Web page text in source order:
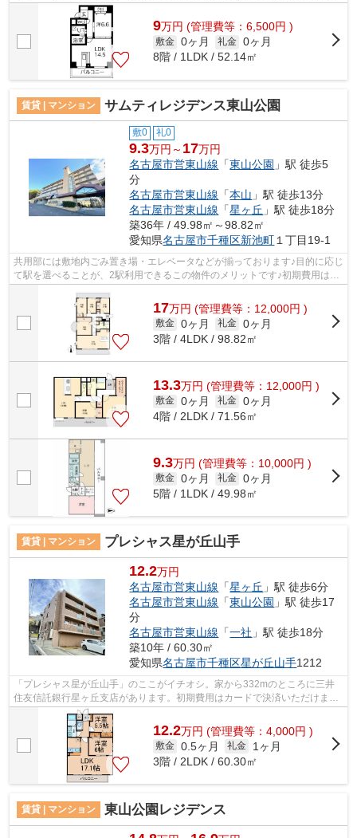
ションです。こちらのマンションは自...
9万円 (管理費等：6,500円 )
敷金 0ヶ月 礼金 0ヶ月
8階 / 1LDK / 52.14㎡
賃貸 | マンション サムティレジデンス東山公園
敷0 礼0
9.3万円～ 17万円
名古屋市営東山線 「東山公園 」駅 徒歩5
分
名古屋市営東山線 「本山 」駅 徒歩13分
名古屋市営東山線 「星ヶ丘 」駅 徒歩18分
築36年 / 49.98㎡～98.82㎡
愛知県名古屋市千種区新池町１丁目19-1
共用部には敷地内ごみ置き場・エレベータなどが揃っております♪目的に応じ
て駅を選べることが、2駅利用できるこの物件のメリットです♪初期費用はカ
17万円 (管理費等：12,000円 )
敷金 0ヶ月 礼金 0ヶ月
3階 / 4LDK / 98.82㎡
13.3万円 (管理費等：12,000円 )
敷金 0ヶ月 礼金 0ヶ月
4階 / 2LDK / 71.56㎡
9.3万円 (管理費等：10,000円 )
敷金 0ヶ月 礼金 0ヶ月
5階 / 1LDK / 49.98㎡
賃貸 | マンション プレシャス星が丘山手
12.2万円
名古屋市営東山線 「星ヶ丘 」駅 徒歩6分
名古屋市営東山線 「東山公園 」駅 徒歩17
分
名古屋市営東山線 「一社 」駅 徒歩18分
築10年 / 60.30㎡
愛知県名古屋市千種区星が丘山手1212
「プレシャス星が丘山手」のここがイチオシ。家から332mのところに三井
住友信託銀行星ヶ丘支店があります。初期費用はカードで決済いただけま
す。根強いニーズを誇る駅近の物件となり...
12.2万円 (管理費等：4,000円 )
敷金 0.5ヶ月 礼金
1ヶ月
3階 / 2LDK / 60.30㎡
賃貸 | マンション 東山公園レジデンス